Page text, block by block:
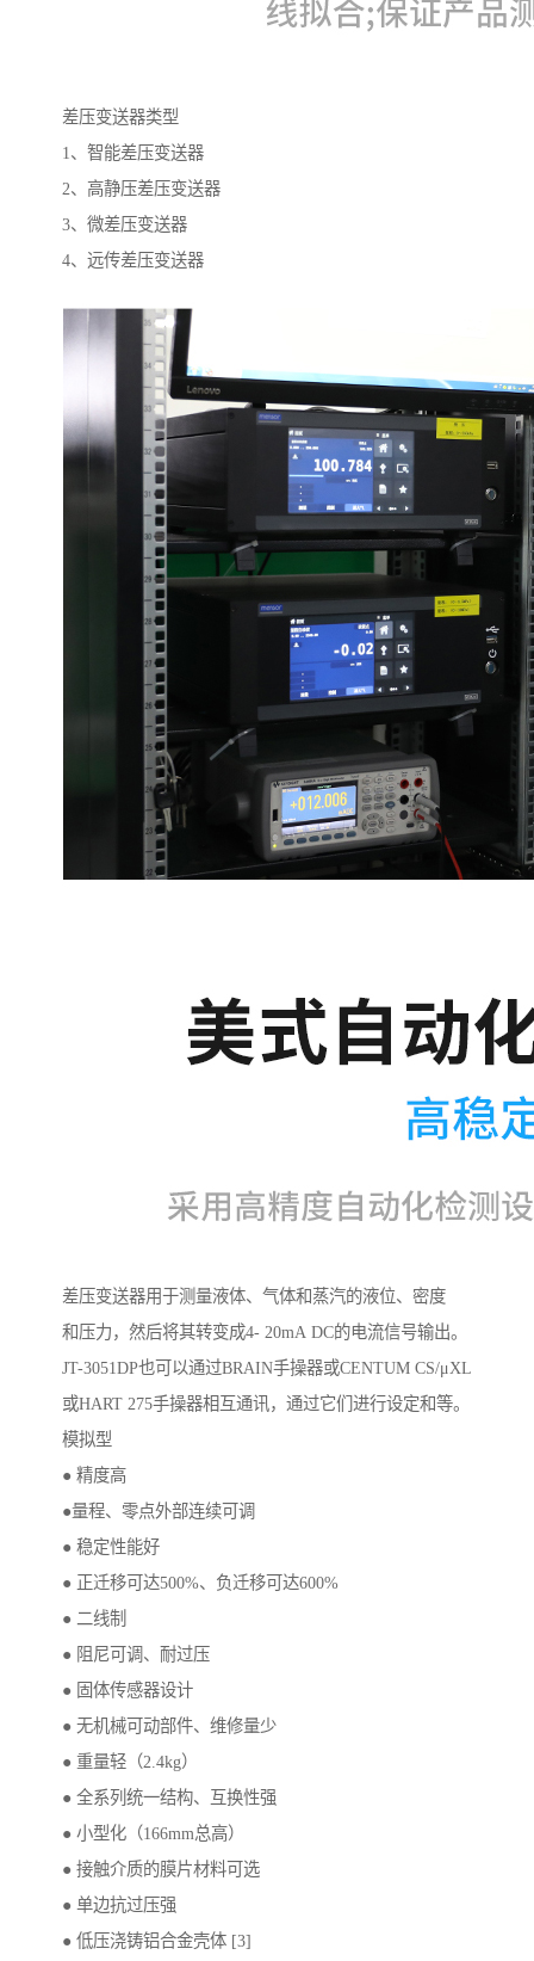
差压变送器类型
1、智能差压变送器
2、高静压差压变送器
3、微差压变送器
4、远传差压变送器
差压变送器用于测量液体、气体和蒸汽的液位、密度
和压力，然后将其转变成4- 20mA DC的电流信号输出。
JT-3051DP也可以通过BRAIN手操器或CENTUM CS/μXL
或HART 275手操器相互通讯，通过它们进行设定和等。
模拟型
● 精度高
●量程、零点外部连续可调
● 稳定性能好
● 正迁移可达500%、负迁移可达600%
● 二线制
● 阻尼可调、耐过压
● 固体传感器设计
● 无机械可动部件、维修量少
● 重量轻（2.4kg）
● 全系列统一结构、互换性强
● 小型化（166mm总高）
● 接触介质的膜片材料可选
● 单边抗过压强
● 低压浇铸铝合金壳体 [3]